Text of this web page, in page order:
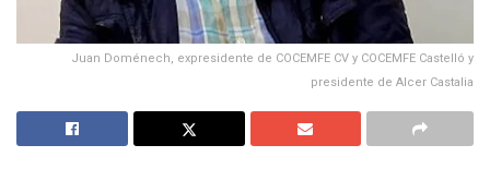
Juan Doménech, expresidente de COCEMFE CV y COCEMFE Castelló y
presidente de Alcer Castalia